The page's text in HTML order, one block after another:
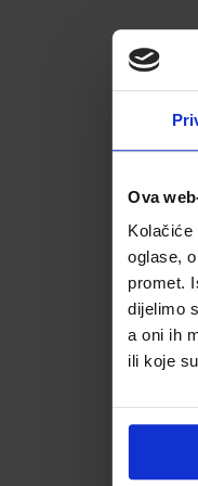
Ova
Kolačiće
oglase,
promet.
dijelimo
a oni ih
ili koje